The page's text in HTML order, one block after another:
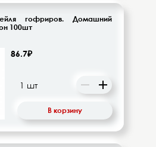
гофриров. Домашний
100шт
86.7₽
В корзину